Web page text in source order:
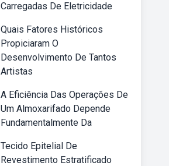
Carregadas De Eletricidade
Quais Fatores Históricos
Propiciaram O
Desenvolvimento De Tantos
Artistas
A Eficiência Das Operações De
Um Almoxarifado Depende
Fundamentalmente Da
Tecido Epitelial De
Revestimento Estratificado